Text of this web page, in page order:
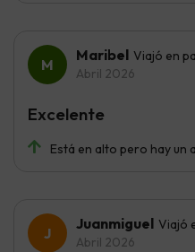
Maribel Viajó en
Abril 2026
Está en alto pero hay un
Excelente
Juanmiguel Viajó
Abril 2026